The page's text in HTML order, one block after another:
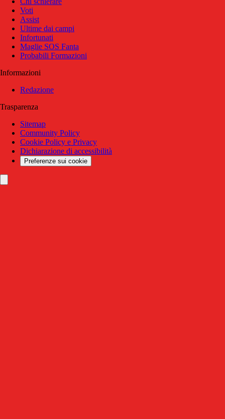
Voti
Assist
Ultime dai campi
Infortunati
Maglie SOS Fanta
Probabili Formazioni
Informazioni
Redazione
Trasparenza
Sitemap
Community Policy
Cookie Policy e Privacy
Dichiarazione di accessibilità
Preferenze sui cookie